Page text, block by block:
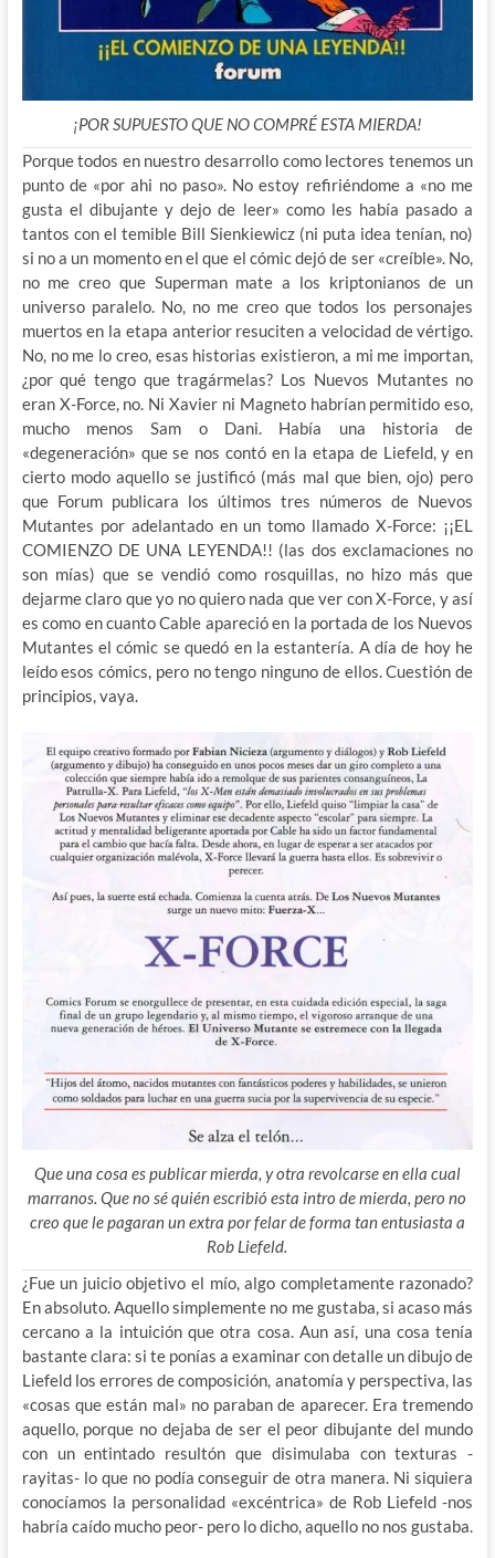
¡POR SUPUESTO QUE NO COMPRÉ ESTA MIERDA!
Porque todos en nuestro desarrollo como lectores tenemos un
punto de «por ahi no paso». No estoy refiriéndome a «no me
gusta el dibujante y dejo de leer» como les había pasado a
tantos con el temible Bill Sienkiewicz (ni puta idea tenían, no)
si no a un momento en el que el cómic dejó de ser «creíble». No,
no me creo que Superman mate a los kriptonianos de un
universo paralelo. No, no me creo que todos los personajes
muertos en la etapa anterior resuciten a velocidad de vértigo.
No, no me lo creo, esas historias existieron, a mi me importan,
¿por qué tengo que tragármelas? Los Nuevos Mutantes no
eran X-Force, no. Ni Xavier ni Magneto habrían permitido eso,
mucho menos Sam o Dani. Había una historia de
«degeneración» que se nos contó en la etapa de Liefeld, y en
cierto modo aquello se justificó (más mal que bien, ojo) pero
que Forum publicara los últimos tres números de Nuevos
Mutantes por adelantado en un tomo llamado X-Force: ¡¡EL
COMIENZO DE UNA LEYENDA!! (las dos exclamaciones no
son mías) que se vendió como rosquillas, no hizo más que
dejarme claro que yo no quiero nada que ver con X-Force, y así
es como en cuanto Cable apareció en la portada de los Nuevos
Mutantes el cómic se quedó en la estantería. A día de hoy he
leído esos cómics, pero no tengo ninguno de ellos. Cuestión de
principios, vaya.
Que una cosa es publicar mierda, y otra revolcarse en ella cual
marranos. Que no sé quién escribió esta intro de mierda, pero no
creo que le pagaran un extra por felar de forma tan entusiasta a
Rob Liefeld.
¿Fue un juicio objetivo el mío, algo completamente razonado?
En absoluto. Aquello simplemente no me gustaba, si acaso más
cercano a la intuición que otra cosa. Aun así, una cosa tenía
bastante clara: si te ponías a examinar con detalle un dibujo de
Liefeld los errores de composición, anatomía y perspectiva, las
«cosas que están mal» no paraban de aparecer. Era tremendo
aquello, porque no dejaba de ser el peor dibujante del mundo
con un entintado resultón que disimulaba con texturas -
rayitas- lo que no podía conseguir de otra manera. Ni siquiera
conocíamos la personalidad «excéntrica» de Rob Liefeld -nos
habría caído mucho peor- pero lo dicho, aquello no nos gustaba.